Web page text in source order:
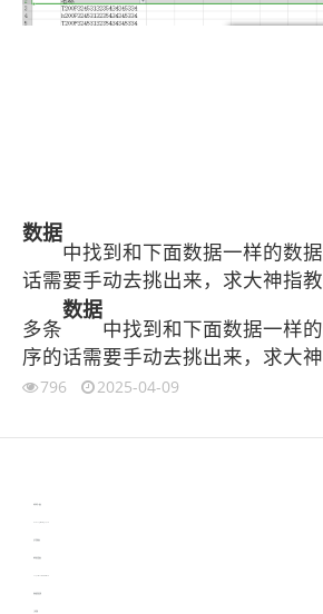
数据
中找到和下面数据一样的数
话需要手动去挑出来，求大神指
多条
数据
中找到和下面数据一样
序的话需要手动去挑出来，求大神
796 2025-04-09